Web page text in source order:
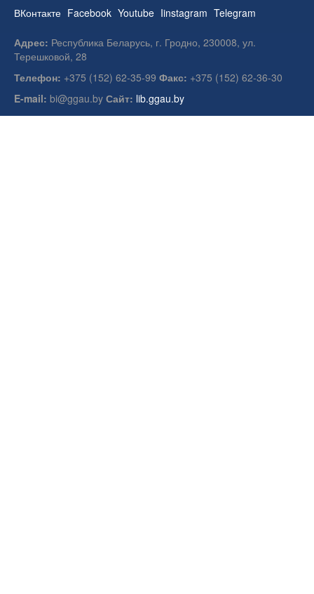
ВКонтакте Facebook Youtube Iinstagram Telegram
Адрес: Республика Беларусь, г. Гродно, 230008, ул.
Терешковой, 28
Телефон: +375 (152) 62-35-99 Факс: +375 (152) 62-36-30
E-mail: bi@ggau.by Сайт: lib.ggau.by